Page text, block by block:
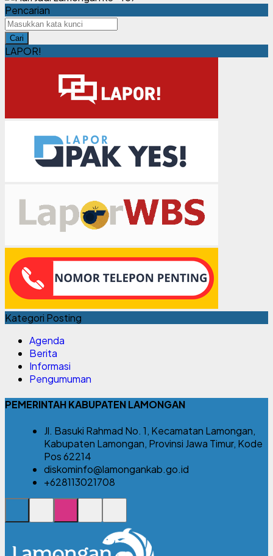
Pencarian
Cari
LAPOR!
Kategori Posting
Agenda
Berita
Informasi
Pengumuman
PEMERINTAH KABUPATEN LAMONGAN
Jl. Basuki Rahmad No. 1, Kecamatan Lamongan,
Kabupaten Lamongan, Provinsi Jawa Timur, Kode
Pos 62214
diskominfo@lamongankab.go.id
+628113021708